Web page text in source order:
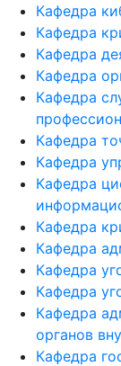
Кафедра
Кафедра
Кафедра
Кафедра
Кафедра
Кафедра
Кафедра
Кафедра
Кафедра
Кафедра
Кафедра
Кафедра
Кафедра
органов
Кафедра